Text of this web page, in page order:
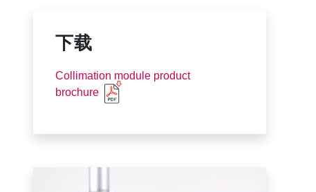
下载
Collimation module product
brochure